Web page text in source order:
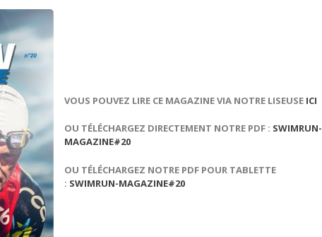
VOUS POUVEZ LIRE CE MAGAZINE VIA NOTRE LISEUSE ICI
OU TÉLÉCHARGEZ DIRECTEMENT NOTRE PDF : SWIMRUN-
MAGAZINE#20
OU TÉLÉCHARGEZ NOTRE PDF POUR TABLETTE
: SWIMRUN-MAGAZINE#20